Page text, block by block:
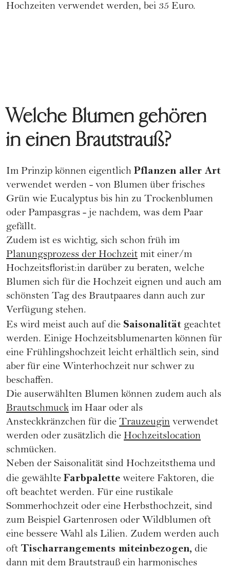
Hochzeiten verwendet werden, bei 35 Euro.
Welche Blumen gehören
in einen Brautstrauß?
Im Prinzip können eigentlich Pflanzen aller Art
verwendet werden - von Blumen über frisches
Grün wie Eucalyptus bis hin zu Trockenblumen
oder Pampasgras - je nachdem, was dem Paar
gefällt.
Zudem ist es wichtig, sich schon früh im
Planungsprozess der Hochzeit mit einer/m
Hochzeitsflorist:in darüber zu beraten, welche
Blumen sich für die Hochzeit eignen und auch am
schönsten Tag des Brautpaares dann auch zur
Verfügung stehen.
Es wird meist auch auf die Saisonalität geachtet
werden. Einige Hochzeitsblumenarten können für
eine Frühlingshochzeit leicht erhältlich sein, sind
aber für eine Winterhochzeit nur schwer zu
beschaffen.
Die auserwählten Blumen können zudem auch als
Brautschmuck im Haar oder als
Ansteckkränzchen für die Trauzeugin verwendet
werden oder zusätzlich die Hochzeitslocation
schmücken.
Neben der Saisonalität sind Hochzeitsthema und
die gewählte Farbpalette weitere Faktoren, die
oft beachtet werden. Für eine rustikale
Sommerhochzeit oder eine Herbsthochzeit, sind
zum Beispiel Gartenrosen oder Wildblumen oft
eine bessere Wahl als Lilien. Zudem werden auch
oft Tischarrangements miteinbezogen, die
dann mit dem Brautstrauß ein harmonisches